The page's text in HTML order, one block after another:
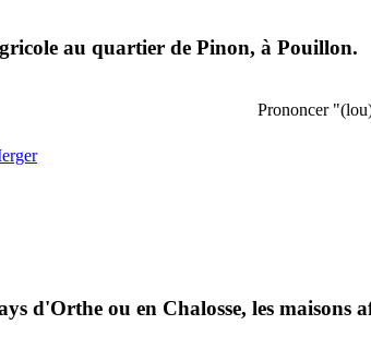
au quartier de Pinon, à Pouillon.
Prononcer
d'Orthe ou en Chalosse, les